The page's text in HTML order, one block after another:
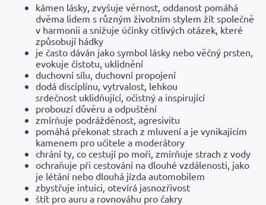
kámen lásky, zvyšuje věrnost, oddanost pomáhá
dvěma lidem s různým životním stylem žít společně
v harmonii a snižuje účinky citlivých otázek, které
způsobují hádky
je často dáván jako symbol lásky nebo věčný prsten,
evokuje čistotu, uklidnění
duchovní sílu, duchovní propojení
dodá disciplínu, vytrvalost, lehkou
srdečnost uklidňující, očistný a inspirující
probouzí důvěru a odpuštění
zmírňuje podrážděnost, agresivitu
pomáhá překonat strach z mluvení a je vynikajícím
kamenem pro učitele a moderátory
chrání ty, co cestují po moři, zmírňuje strach z vody
ochraňuje při cestování na dlouhé vzdálenosti, jako
je létání nebo dlouhá jízda automobilem
zbystřuje intuici, otevírá jasnozřivost
štít pro auru a rovnováhu pro čakry